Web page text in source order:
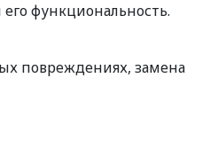
функциональность.
повреждениях, замена